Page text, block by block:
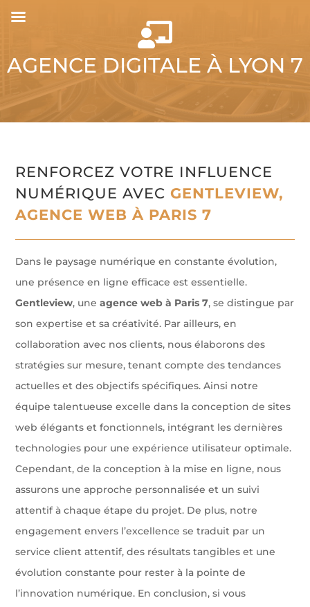

AGENCE DIGITALE À LYON 7
RENFORCEZ VOTRE INFLUENCE
NUMÉRIQUE AVECGENTLEVIEW,
AGENCE WEB À PARIS 7
Dans le paysage numérique en constante évolution,
une présence en ligne efficace est essentielle.
Gentleview, uneagence web à Paris 7, se distingue par
son expertise et sa créativité. Par ailleurs, en
collaboration avec nos clients, nous élaborons des
stratégies sur mesure, tenant compte des tendances
actuelles et des objectifs spécifiques. Ainsi notre
équipe talentueuse excelle dans la conception de sites
web élégants et fonctionnels, intégrant les dernières
technologies pour une expérience utilisateur optimale.
Cependant, de la conception à la mise en ligne, nous
assurons une approche personnalisée et un suivi
attentif à chaque étape du projet. De plus, notre
engagement envers l’excellence se traduit par un
service client attentif, des résultats tangibles et une
évolution constante pour rester à la pointe de
l’innovation numérique. En conclusion, si vous